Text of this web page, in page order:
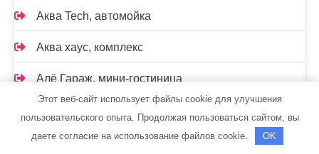
Аква Tech, автомойка
Аква хаус, комплекс
Алё Гараж, мини-гостиница
Ам сервис
Этот веб-сайт использует файлы cookie для улучшения
пользовательского опыта. Продолжая пользоваться сайтом, вы
даете согласие на использование файлов cookie.
OK